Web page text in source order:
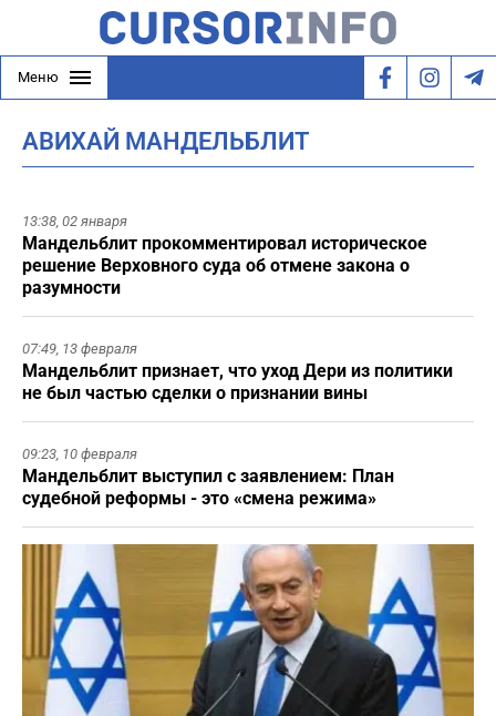
Меню
АВИХАЙ МАНДЕЛЬБЛИТ
13:38, 02 января
Мандельблит прокомментировал историческое
решение Верховного суда об отмене закона о
разумности
07:49, 13 февраля
Мандельблит признает, что уход Дери из политики
не был частью сделки о признании вины
09:23, 10 февраля
Мандельблит выступил с заявлением: План
судебной реформы - это «смена режима»